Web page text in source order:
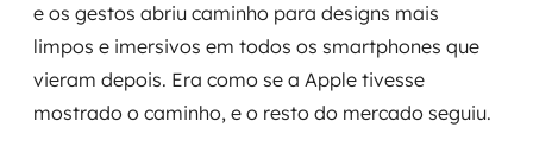
e os gestos abriu caminho para designs mais
limpos e imersivos em todos os smartphones que
vieram depois. Era como se a Apple tivesse
mostrado o caminho, e o resto do mercado seguiu.